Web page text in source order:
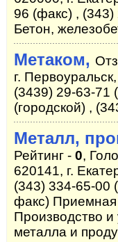
96 (факс) , (343)
Бетон,
Метаком,
г.
(3439) 29-63-71
(городской) ,
Металл,
Рейтинг - 0,
620141, г.
(343) 334-65-00
факс) Приемная
Производство
металла и